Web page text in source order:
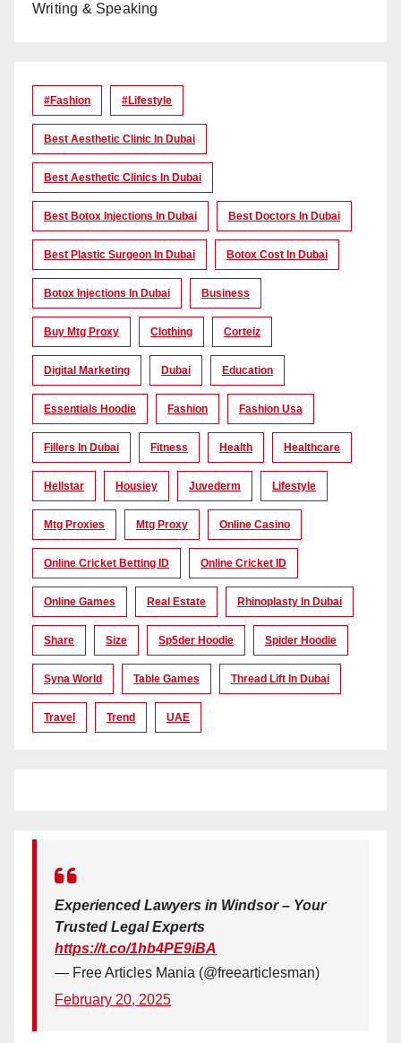
Writing & Speaking
#Fashion #lifestyle
Best Aesthetic Clinic In Dubai
Best Aesthetic Clinics In Dubai
Best Botox Injections In Dubai Best Doctors In Dubai
Best Plastic Surgeon In Dubai Botox Cost In Dubai
Botox Injections In Dubai Business
Buy Mtg Proxy Clothing Corteiz
Digital Marketing Dubai Education
Essentials Hoodie Fashion Fashion Usa
Fillers In Dubai Fitness Health Healthcare
Hellstar Housiey Juvederm Lifestyle
Mtg Proxies Mtg Proxy Online Casino
Online Cricket Betting ID Online Cricket ID
Online Games Real Estate Rhinoplasty In Dubai
Share Size Sp5der Hoodie Spider Hoodie
Syna World Table Games Thread Lift In Dubai
Travel Trend UAE
Experienced Lawyers in Windsor – Your
Trusted Legal Experts
https://t.co/1hb4PE9iBA
— Free Articles Mania (@freearticlesman)
February 20, 2025